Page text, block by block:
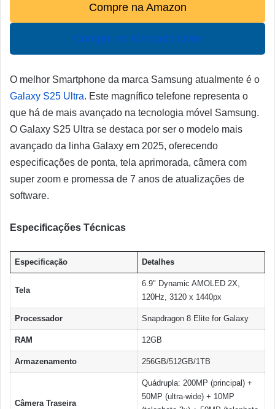
Compre na Amazon
Compre no Mercado Livre
O melhor Smartphone da marca Samsung atualmente é o
Galaxy S25 Ultra. Este magnífico telefone representa o
que há de mais avançado na tecnologia móvel Samsung.
O Galaxy S25 Ultra se destaca por ser o modelo mais
avançado da linha Galaxy em 2025, oferecendo
especificações de ponta, tela aprimorada, câmera com
super zoom e promessa de 7 anos de atualizações de
software.
Especificações Técnicas
Especificação Detalhes
Tela
6.9″ Dynamic AMOLED 2X,
120Hz, 3120 x 1440px
Processador Snapdragon 8 Elite for Galaxy
RAM 12GB
Armazenamento 256GB/512GB/1TB
Câmera Traseira
Quádrupla: 200MP (principal) +
50MP (ultra-wide) + 10MP